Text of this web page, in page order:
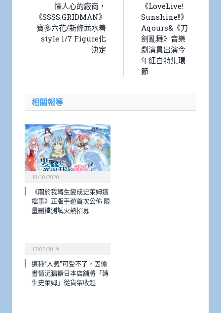
懂人心的廠商，
《SSSS.GRIDMAN》
寶多六花/新條茜水着
style 1/7 Figure化
決定
《LoveLive!
Sunshine!!》
Aqours&《刀
劍亂舞》音樂
劇演員出演今
年紅白特集環
節
相關報導
10/10/2020
《關於我轉生變成史萊姆這
檔事》正版手遊首次公佈 限
量刪檔測試火熱招募
17/05/2019
這種”人氣”可受不了，因偷
書情況猖獗日本店舖將「轉
生史萊姆」從貨架收起